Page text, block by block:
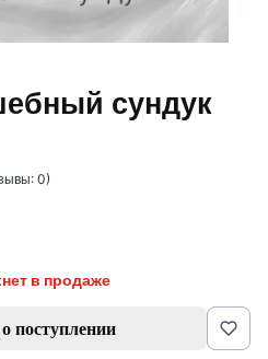
сундук
0)
нет в продаже
поступлении